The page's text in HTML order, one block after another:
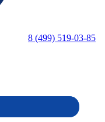
8 (499) 519-03-85